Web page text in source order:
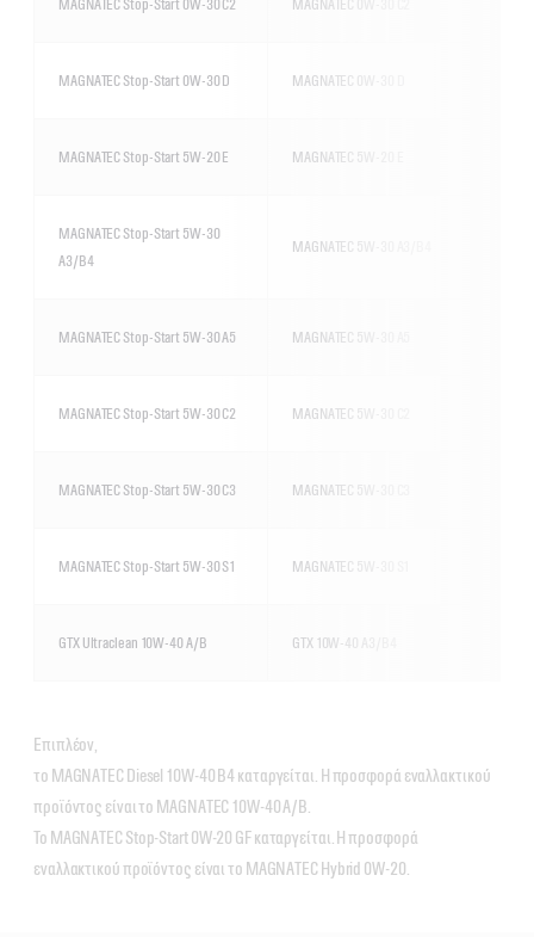
MAGNATEC Stop-Start 0W-30 C2 MAGNATEC 0W-30 C2
MAGNATEC Stop-Start 0W-30 D MAGNATEC 0W-30 D
MAGNATEC Stop-Start 5W-20 E MAGNATEC 5W-20 E
MAGNATEC Stop-Start 5W-30
A3/B4
MAGNATEC 5W-30 A3/B4
MAGNATEC Stop-Start 5W-30 A5 MAGNATEC 5W-30 A5
MAGNATEC Stop-Start 5W-30 C2 MAGNATEC 5W-30 C2
MAGNATEC Stop-Start 5W-30 C3 MAGNATEC 5W-30 C3
MAGNATEC Stop-Start 5W-30 S1 MAGNATEC 5W-30 S1
GTX Ultraclean 10W-40 A/B GTX 10W-40 A3/B4
Επιπλέον,
το MAGNATEC Diesel 10W-40 B4 καταργείται. Η προσφορά εναλλακτικού
προϊόντος είναι το MAGNATEC 10W-40 A/B.
Το MAGNATEC Stop-Start 0W-20 GF καταργείται. Η προσφορά
εναλλακτικού προϊόντος είναι το MAGNATEC Hybrid 0W-20.